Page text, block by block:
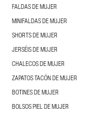
FALDAS DE MUJER
MINIFALDAS DE MUJER
SHORTS DE MUJER
JERSÉIS DE MUJER
CHALECOS DE MUJER
ZAPATOS TACÓN DE MUJER
BOTINES DE MUJER
BOLSOS PIEL DE MUJER